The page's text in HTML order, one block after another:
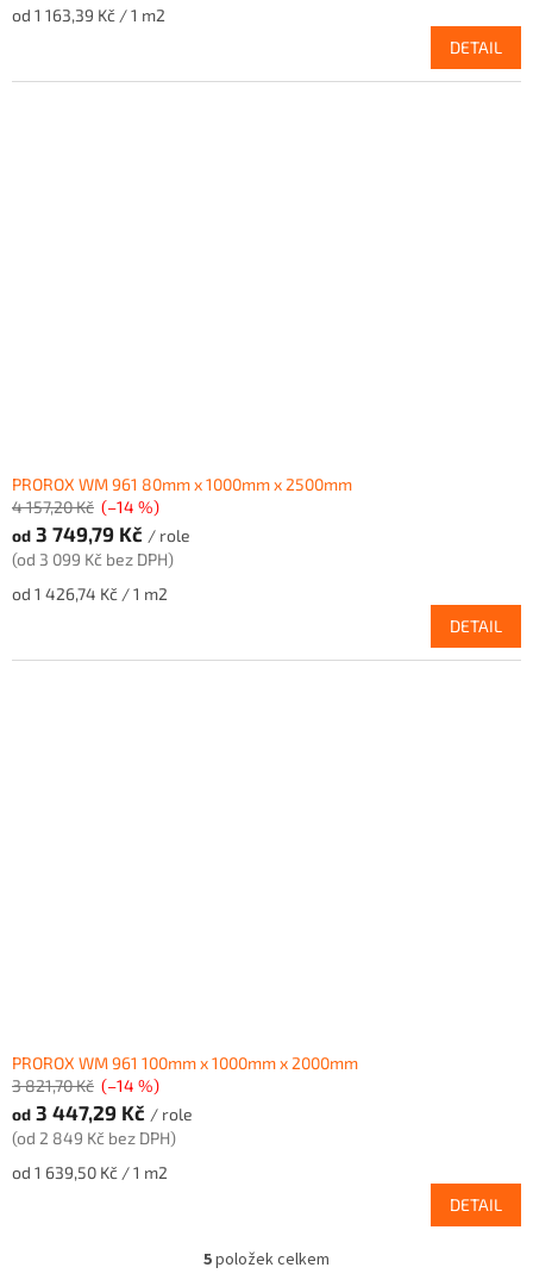
Měrná
od 1 163,39 Kč / 1 m2
DETAIL
PROROX WM 961 80mm x 1000mm x 2500mm
4 157,20 Kč (–14 %)
od 3 749,79 Kč / role
(od 3 099 Kč bez DPH)
Měrná
od 1 426,74 Kč / 1 m2
DETAIL
PROROX WM 961 100mm x 1000mm x 2000mm
3 821,70 Kč (–14 %)
od 3 447,29 Kč / role
(od 2 849 Kč bez DPH)
Měrná
od 1 639,50 Kč / 1 m2
DETAIL
O
5položek celkem